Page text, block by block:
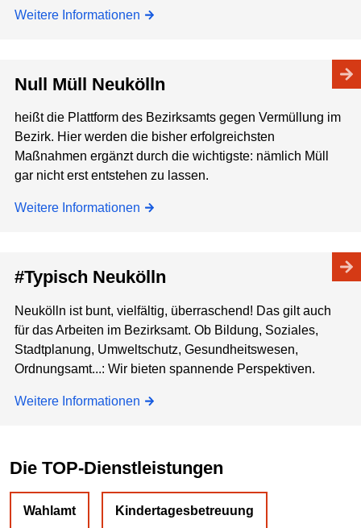
Weitere Informationen
Null Müll Neukölln
heißt die Plattform des Bezirksamts gegen Vermüllung im
Bezirk. Hier werden die bisher erfolgreichsten
Maßnahmen ergänzt durch die wichtigste: nämlich Müll
gar nicht erst entstehen zu lassen.
Weitere Informationen
#Typisch Neukölln
Neukölln ist bunt, vielfältig, überraschend! Das gilt auch
für das Arbeiten im Bezirksamt. Ob Bildung, Soziales,
Stadtplanung, Umweltschutz, Gesundheitswesen,
Ordnungsamt...: Wir bieten spannende Perspektiven.
Weitere Informationen
Die TOP-Dienstleistungen
Wahlamt Kindertagesbetreuung